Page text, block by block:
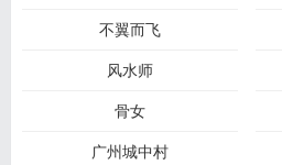
不翼而飞
风水师
骨女
广州城中村